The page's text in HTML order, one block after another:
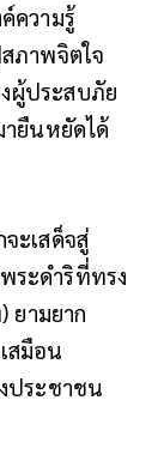
ความรู้
ภาพจิตใจ
ผู้ประสบภัย
ายืนหยัดได้
ะเสด็จสู่
ระดำริที่ทรง
ยามยาก
สมือน
ประชาชน